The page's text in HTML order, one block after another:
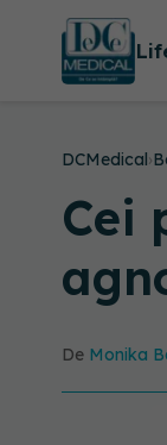
DCMedical›
Cei
De Monika